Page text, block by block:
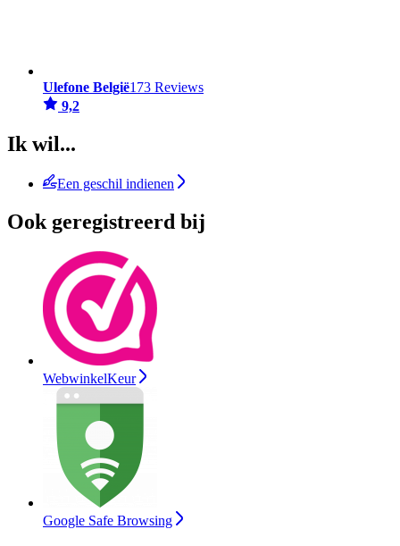
Ulefone België173 Reviews
9,2
Ik wil...
Een geschil indienen
Ook geregistreerd bij
WebwinkelKeur
Google Safe Browsing